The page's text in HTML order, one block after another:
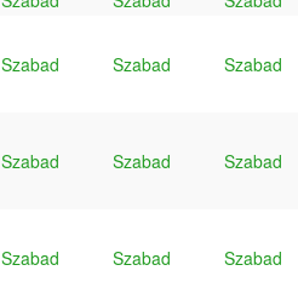
Szabad Szabad Szabad
Szabad Szabad Szabad
Szabad Szabad Szabad